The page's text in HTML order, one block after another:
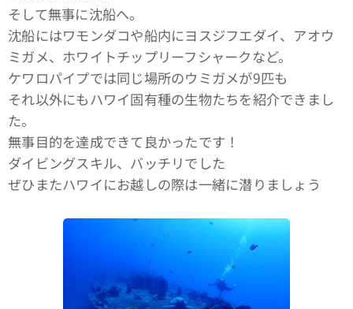
そして無事に沈船へ。
沈船にはワモンダコや船内にヨスジフエダイ、アオウ
ミガメ、ホワイトチップリーフシャークなど。
ケワロパイプでは同じ場所のウミガメが9匹も🐢
それ以外にもハワイ固有種の生物たちを紹介できまし
た。
無事目的を達成できて良かったです！
ダイビングスキル、バッチリでした👌
ぜひまたハワイにお越しの際は一緒に潜りましょう🤙